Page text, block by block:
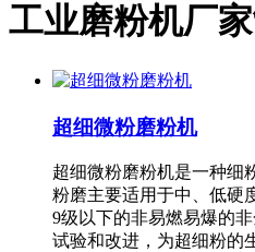
工业磨粉机厂
超细微粉磨粉机
超细微粉磨粉机是一种细
粉磨主要适用于中、低硬
9级以下的非易燃易爆的
试验和改进，为超细粉的